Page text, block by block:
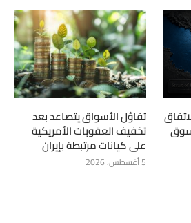
سوق
تفاؤل الأسواق يتصاعد بعد
تخفيف العقوبات الأمريكية
على كيانات مرتبطة بإيران
5 أغسطس، 2026